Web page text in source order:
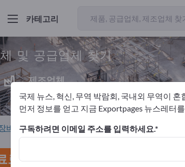
카테고리
및 공급업체 찾기
제조업체
1
비 도로 건설 기계 유압 굴착기
로 광고하세요!
국제 뉴스, 혁신, 무역 박람회, 국내외 무역이
먼저 정보를 얻고 지금 Exportpages 뉴스레터
구독하려면 이메일 주소를 입력하세요.